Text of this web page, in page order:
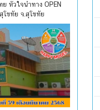
หัวใจนำทาง OPEN
โขทัย จ.สุโขทัย